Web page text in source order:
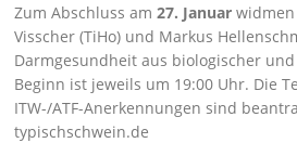
Zum Abschluss am27. Januar
Visscher (TiHo) und Markus
Darmgesundheit aus biologischer
Beginn ist jeweils um 19:00 Uhr. Die
ITW-/ATF-Anerkennungen sind
typischschwein.de